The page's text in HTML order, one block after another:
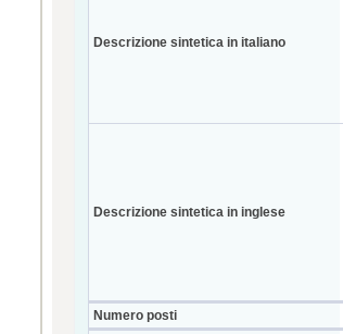
Descrizione sintetica in italiano
Descrizione sintetica in inglese
Numero posti